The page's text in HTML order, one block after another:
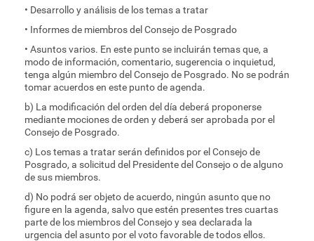
• Desarrollo y análisis de los temas a tratar
• Informes de miembros del Consejo de Posgrado
• Asuntos varios. En este punto se incluirán temas que, a
modo de información, comentario, sugerencia o inquietud,
tenga algún miembro del Consejo de Posgrado. No se podrán
tomar acuerdos en este punto de agenda.
b) La modificación del orden del día deberá proponerse
mediante mociones de orden y deberá ser aprobada por el
Consejo de Posgrado.
c) Los temas a tratar serán definidos por el Consejo de
Posgrado, a solicitud del Presidente del Consejo o de alguno
de sus miembros.
d) No podrá ser objeto de acuerdo, ningún asunto que no
figure en la agenda, salvo que estén presentes tres cuartas
parte de los miembros del Consejo y sea declarada la
urgencia del asunto por el voto favorable de todos ellos.